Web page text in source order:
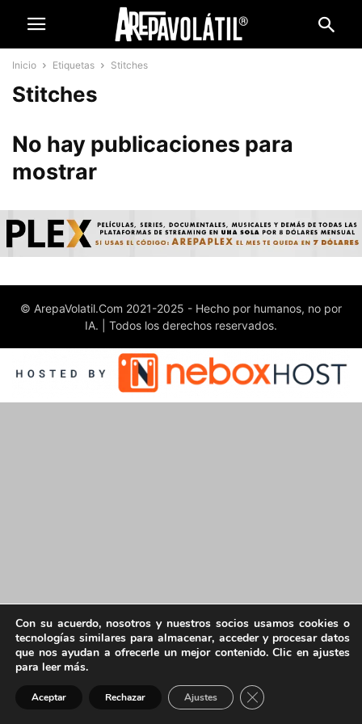
Inicio Etiquetas Stitches
Stitches
No hay publicaciones para
mostrar
© ArepaVolatil.Com 2021-2025 - Hecho por humanos, no por
IA. | Todos los derechos reservados.
Con su acuerdo, nosotros y nuestros socios usamos cookies o
tecnologías similares para almacenar, acceder y procesar datos
que nos ayudan a ofrecerle un mejor contenido. Clic en ajustes
para leer más.
Aceptar Rechazar Ajustes Cerrar el banner de